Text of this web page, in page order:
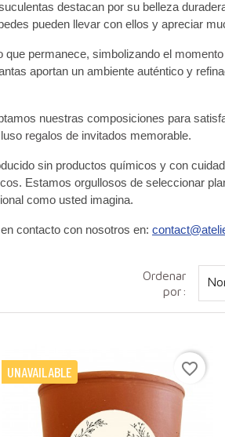
destacan por su belleza
pueden llevar con ellos y apreciar
que permanece, simbolizando el
aportan un ambiente auténtico y
nuestras composiciones para
regalos de invitados memorable.
sin productos químicos y con
. Estamos orgullosos de seleccionar
como usted imagina.
contacto con nosotros en:
Ordenar
por:
UNAVAILABLE favorite_border